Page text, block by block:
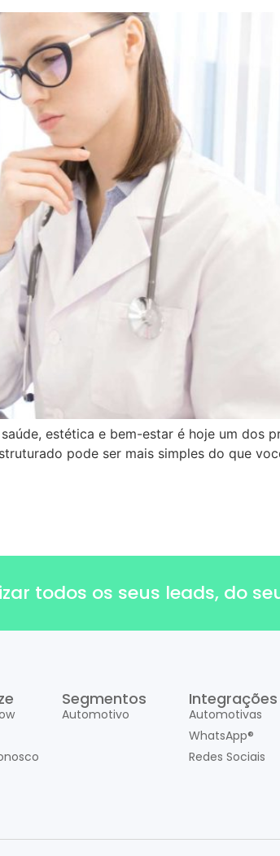
estética e bem-estar é hoje um dos
pode ser mais simples do que
todos os seus leads, do
Segmentos
Automotivo
Integrações
Automotivas
WhatsApp®
Redes Sociais